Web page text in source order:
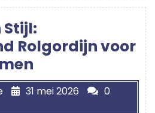
Stijl:
Rolgordijn voor
31 mei 2026
0